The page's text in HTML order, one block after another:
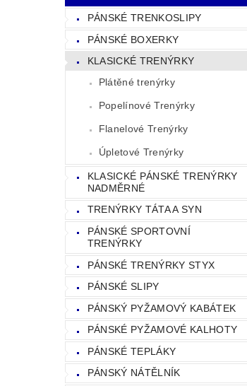
PÁNSKÉ TRENKOSLIPY
PÁNSKÉ BOXERKY
KLASICKÉ TRENÝRKY
Plátěné trenýrky
Popelínové Trenýrky
Flanelové Trenýrky
Úpletové Trenýrky
KLASICKÉ PÁNSKÉ TRENÝRKY
NADMĚRNÉ
TRENÝRKY TÁTA A SYN
PÁNSKÉ SPORTOVNÍ
TRENÝRKY
PÁNSKÉ TRENÝRKY STYX
PÁNSKÉ SLIPY
PÁNSKÝ PYŽAMOVÝ KABÁTEK
PÁNSKÉ PYŽAMOVÉ KALHOTY
PÁNSKÉ TEPLÁKY
PÁNSKÝ NÁTĚLNÍK